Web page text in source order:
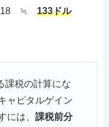
≒ 133ドル
課税の計算にな
ャピタルゲイン
には、 課税前分